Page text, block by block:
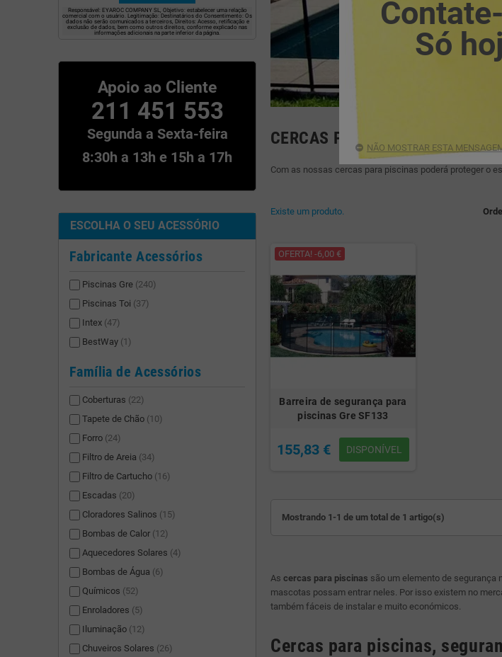
Responsável: EYAROC COMPANY SL, Objetivo: estabelecer uma relação
comercial com o usuário. Legitimação: Destinatários do Consentimento: Os
dados não serão comunicados a terceiros, Direitos: Acesso, retificação e
exclusão de dados, bem como outros direitos, conforme explicado nas
informações adicionais na parte inferior da página.
Apoio ao Cliente
211 451 553
Segunda a Sexta-feira
8:30h a 13h e 15h a 17h
ESCOLHA O SEU ACESSÓRIO
Fabricante Acessórios
Piscinas Gre (240)
Piscinas Toi (37)
Intex (47)
BestWay (1)
Família de Acessórios
Coberturas (22)
Tapete de Chão (10)
Forro (24)
Filtro de Areia (34)
Filtro de Cartucho (16)
Escadas (20)
Cloradores Salinos (15)
Bombas de Calor (12)
Aquecedores Solares (4)
Bombas de Água (6)
Químicos (52)
Enroladores (5)
Iluminação (12)
Chuveiros Solares (26)
CERCAS PARA PISCINAS
Com as nossas cercas para piscinas poderá proteger o
Existe um produto.
OFERTA! -6,00 €
Barreira de segurança para
piscinas Gre SF133
155,83 € DISPONÍVEL
Mostrando 1-1 de um total de 1 artigo(s)
As cercas para piscinas são um elemento de segurança
mascotas possam entrar neles. Por isso existem no
também fáceis de instalar e muito económicos.
Cercas para piscinas,
Só
NÃO MOSTRAR ESTA